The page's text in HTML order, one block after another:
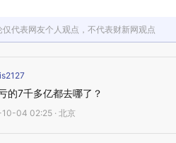
仅代表网友个人观点，不代表财新网观点
的7千多亿都去哪了？
04 02:25 · 北京